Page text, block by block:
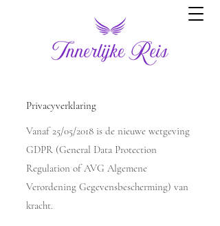
Privacyverklaring​
Vanaf 25/05/2018 is de nieuwe wetgeving
GDPR (General Data Protection
Regulation of AVG Algemene
Verordening Gegevensbescherming) van
kracht.